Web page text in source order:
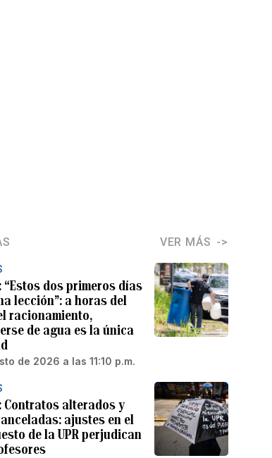
VER MÁS
“Estos dos primeros días
lección”: a horas del
racionamiento,
de agua es la única
de 2026 a las 11:10 p.m.
Contratos alterados y
ajustes en el
de la UPR perjudican